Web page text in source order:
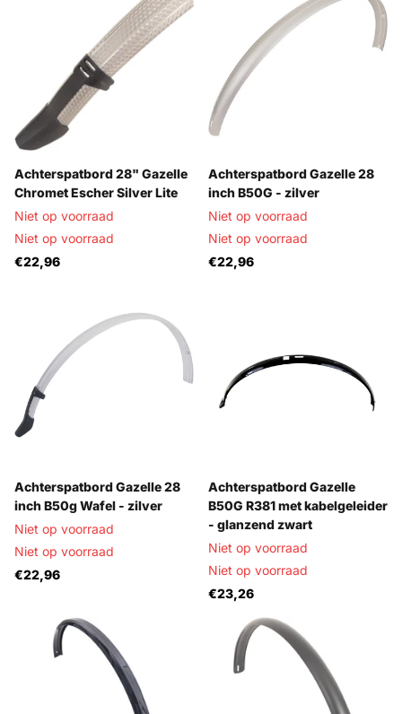
Achterspatbord 28" Gazelle
Chromet Escher Silver Lite
Niet op voorraad
Niet op voorraad
€22,96
Achterspatbord Gazelle 28
inch B50G - zilver
Niet op voorraad
Niet op voorraad
€22,96
Achterspatbord Gazelle 28
inch B50g Wafel - zilver
Niet op voorraad
Niet op voorraad
€22,96
Achterspatbord Gazelle
B50G R381 met kabelgeleider
- glanzend zwart
Niet op voorraad
Niet op voorraad
€23,26